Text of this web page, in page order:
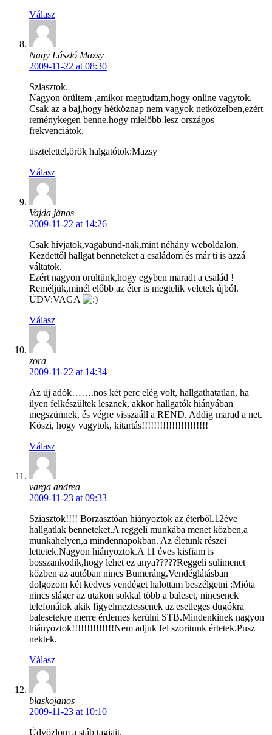
Válasz
Nagy László Mazsy
2009-11-22 at 08:30
Sziasztok.
Nagyon örültem ,amikor megtudtam,hogy online vagytok.
Csak az a baj,hogy hétköznap nem vagyok netközelben,ezért
reménykegen benne.hogy mielőbb lesz országos
frekvenciátok.
tisztelettel,örök halgatótok:Mazsy
Válasz
Vajda jános
2009-11-22 at 14:26
Csak hívjatok,vagabund-nak,mint néhány weboldalon.
Kezdettől hallgat benneteket a családom és már ti is azzá
váltatok.
Ezért nagyon örültünk,hogy egyben maradt a család !
Reméljük,minél előbb az éter is megtelik veletek újból.
ÜDV:VAGA
Válasz
zora
2009-11-22 at 14:34
Az új adók…….nos két perc elég volt, hallgathatatlan, ha
ilyen felkészültek lesznek, akkor hallgatók hiányában
megszünnek, és végre visszaáll a REND. Addig marad a net.
Köszi, hogy vagytok, kitartás!!!!!!!!!!!!!!!!!!!!!!
Válasz
varga andrea
2009-11-23 at 09:33
Sziasztok!!!! Borzasztóan hiányoztok az éterből.12éve
hallgatlak benneteket.A reggeli munkába menet közben,a
munkahelyen,a mindennapokban. Az életünk részei
lettetek.Nagyon hiányoztok.A 11 éves kisfiam is
bosszankodik,hogy lehet ez anya?????Reggeli sulimenet
közben az autóban nincs Bumeráng.Vendéglátásban
dolgozom két kedves vendéget halottam beszélgetni :Mióta
nincs sláger az utakon sokkal több a baleset, nincsenek
telefonálok akik figyelmeztessenek az esetleges dugókra
balesetekre merre érdemes kerülni STB.Mindenkinek nagyon
hiányoztok!!!!!!!!!!!!!!Nem adjuk fel szoritunk értetek.Pusz
nektek.
Válasz
blaskojanos
2009-11-23 at 10:10
Üdvözlöm a stáb tagjait.